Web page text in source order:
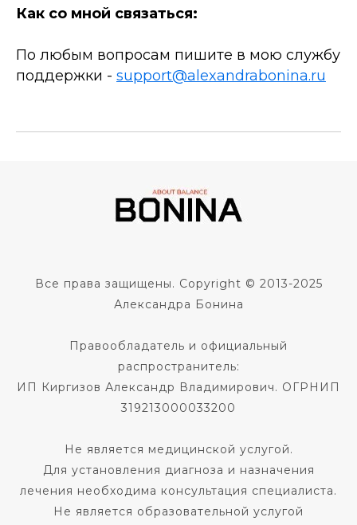
Как со мной связаться:
По любым вопросам пишите в мою службу
поддержки - support@alexandrabonina.ru
Все права защищены. Copyright © 2013-2025
Александра Бонина
Правообладатель и официальный
распространитель:
ИП Киргизов Александр Владимирович. ОГРНИП
319213000033200
Не является медицинской услугой.
Для установления диагноза и назначения
лечения необходима консультация специалиста.
Не является образовательной услугой